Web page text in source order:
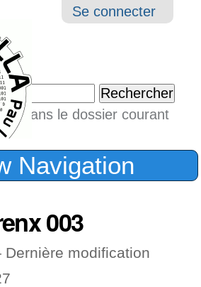
Outils
Se connecter
dans le dossier courant
Navigation
003
Dernière modification